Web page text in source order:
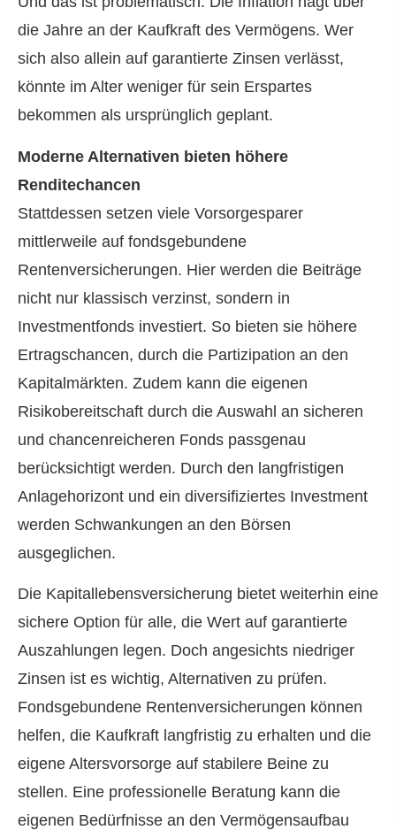
die Jahre an der Kaufkraft des Vermögens. Wer
sich also allein auf garantierte Zinsen verlässt,
könnte im Alter weniger für sein Erspartes
bekommen als ursprünglich geplant.
Moderne Alternativen bieten höhere
Renditechancen
Stattdessen setzen viele Vorsorgesparer
mittlerweile auf fondsgebundene
Rentenversicherungen. Hier werden die Beiträge
nicht nur klassisch verzinst, sondern in
Investmentfonds investiert. So bieten sie höhere
Ertragschancen, durch die Partizipation an den
Kapitalmärkten. Zudem kann die eigenen
Risikobereitschaft durch die Auswahl an sicheren
und chancenreicheren Fonds passgenau
berücksichtigt werden. Durch den langfristigen
Anlagehorizont und ein diversifiziertes Investment
werden Schwankungen an den Börsen
ausgeglichen.
Die Ka­pi­tal­le­bens­ver­si­che­rung bietet weiterhin eine
sichere Option für alle, die Wert auf garantierte
Auszahlungen legen. Doch angesichts niedriger
Zinsen ist es wichtig, Alternativen zu prüfen.
Fondsgebundene Rentenversicherungen können
helfen, die Kaufkraft langfristig zu erhalten und die
eigene Alters­vorsorge auf stabilere Beine zu
stellen. Eine professionelle Beratung kann die
eigenen Bedürfnisse an den Vermögensaufbau